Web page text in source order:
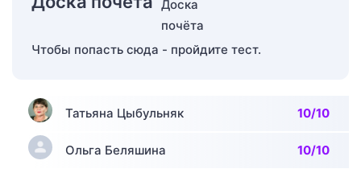
Чтобы попасть сюда - пройдите тест.
Татьяна Цыбульняк 10/10
Ольга Беляшина 10/10